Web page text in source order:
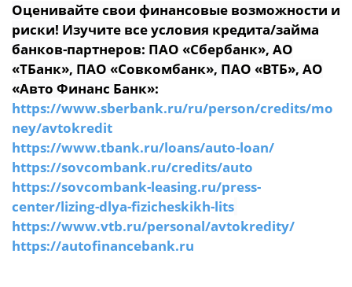
Оценивайте свои финансовые возможности и
риски! Изучите все условия кредита/займа
банков-партнеров: ПАО «Сбербанк», АО
«ТБанк», ПАО «Совкомбанк», ПАО «ВТБ», АО
«Авто Финанс Банк»:
https://www.sberbank.ru/ru/person/credits/mo
ney/avtokredit
https://www.tbank.ru/loans/auto-loan/
https://sovcombank.ru/credits/auto
https://sovcombank-leasing.ru/press-
center/lizing-dlya-fizicheskikh-lits
https://www.vtb.ru/personal/avtokredity/
https://autofinancebank.ru